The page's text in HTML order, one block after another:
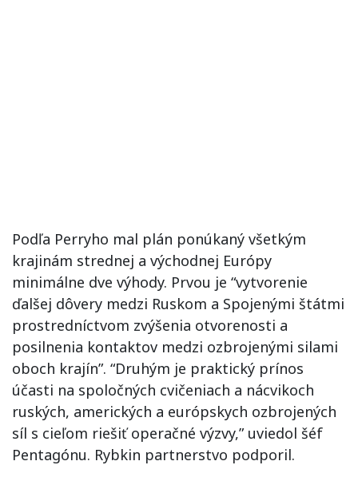
Podľa Perryho mal plán ponúkaný všetkým
krajinám strednej a východnej Európy
minimálne dve výhody. Prvou je “vytvorenie
ďalšej dôvery medzi Ruskom a Spojenými štátmi
prostredníctvom zvýšenia otvorenosti a
posilnenia kontaktov medzi ozbrojenými silami
oboch krajín”. “Druhým je praktický prínos
účasti na spoločných cvičeniach a nácvikoch
ruských, amerických a európskych ozbrojených
síl s cieľom riešiť operačné výzvy,” uviedol šéf
Pentagónu. Rybkin partnerstvo podporil.